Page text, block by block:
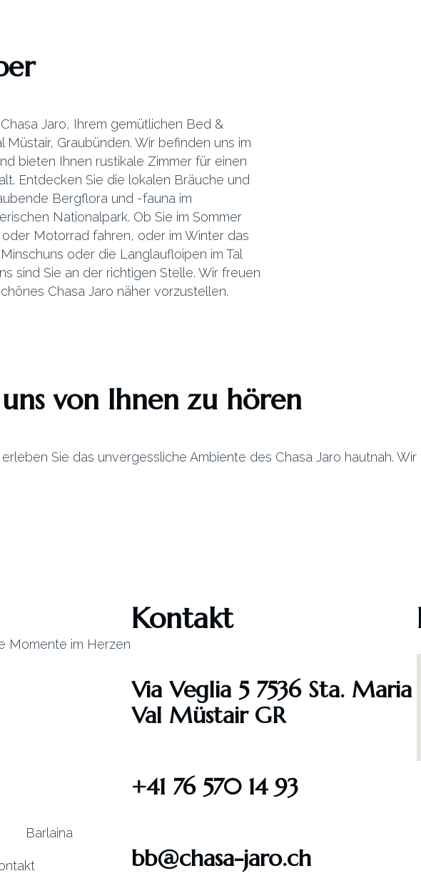
Jaro, Ihrem gemütlichen Bed &
Müstair, Graubünden. Wir befinden uns im
bieten Ihnen rustikale Zimmer für einen
Entdecken Sie die lokalen Bräuche und
Bergflora und -fauna im
Nationalpark. Ob Sie im Sommer
Motorrad fahren, oder im Winter das
oder die Langlaufloipen im Tal
sind Sie an der richtigen Stelle. Wir freuen
Chasa Jaro näher vorzustellen.
von Ihnen zu hören
Sie das unvergessliche Ambiente des Chasa Jaro hautnah.
Momente im Herzen
Barlaina
Kontakt
Via Veglia 5 7536 Sta. Maria
Val Müstair GR
+41 76 570 14 93
bb@chasa-jaro.ch